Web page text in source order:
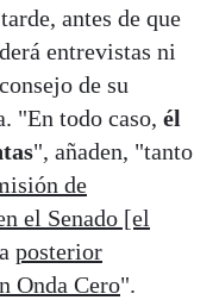
antes de que
entrevistas ni
de su
"En todo caso, él
", añaden, "tanto
de
el Senado [el
posterior
Onda Cero".